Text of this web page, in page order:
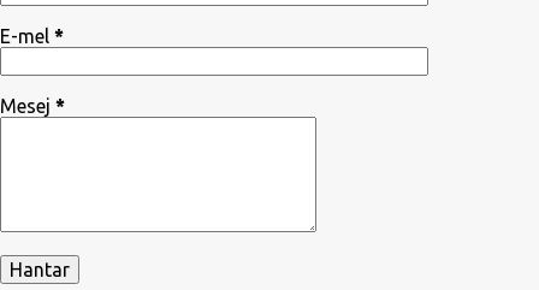
E-mel *
Mesej *